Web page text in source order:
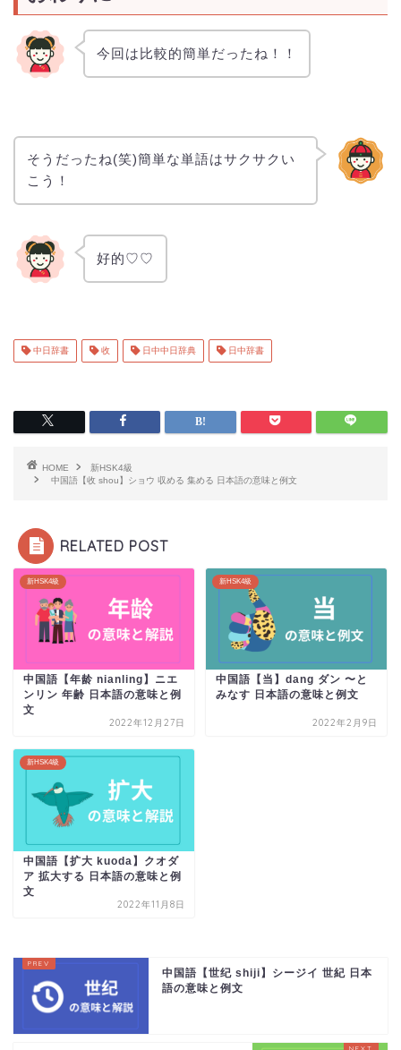
今回は比較的簡単だったね！！
そうだったね(笑)簡単な単語はサクサクい
こう！
好的♡♡
中日辞書 收 日中中日辞典 日中辞書
HOME
新HSK4級
中国語【收 shou】ショウ 収める 集める 日本語の意味と例文
RELATED POST
新HSK4級
中国語【年龄 nianling】ニエ
ンリン 年齢 日本語の意味と例
文
2022年12月27日
新HSK4級
中国語【当】dang ダン 〜と
みなす 日本語の意味と例文
2022年2月9日
新HSK4級
中国語【扩大 kuoda】クオダ
ア 拡大する 日本語の意味と例
文
2022年11月8日
中国語【世纪 shiji】シージイ 世紀 日本
語の意味と例文